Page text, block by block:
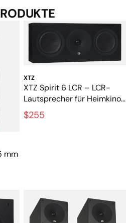
size+ Variable sound
Powerful subwoofer-
are little unsteady without
mm
Fi
XTZ
XTZ Spirit 6 LCR – LCR-
Lautsprecher für Heimkino
und Musik
$255